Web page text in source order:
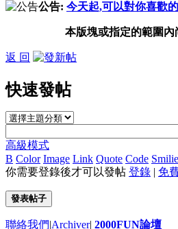
公告: 今天起,可以對你喜歡
本版塊或指定的範圍內
返 回
快速發帖
高級模式
B Color Image Link Quote Code
你需要登錄後才可以發帖 登錄 | 免
發表帖子
聯絡我們|Archiver| 2000FUN論壇